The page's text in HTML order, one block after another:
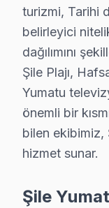
· Çekmeköy
· Kadıköy
· Kartal Yumatu
· Maltepe
· Pendik
·
Şile Diğer
· Şile Hi-Level
· Şile
turizmi, Tarihi
belirleyici
dağılımını
Şile Plajı,
Yumatu
önemli bir
bilen ekibimiz,
hizmet sunar.
Şile